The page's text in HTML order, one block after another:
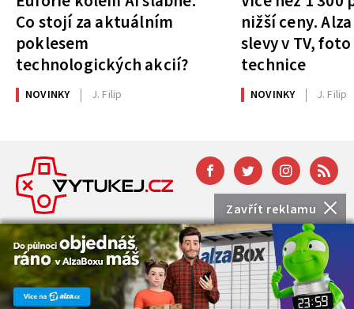
Zavřít reklamu
Co stojí za aktuálním
poklesem
technologických akcií?
NOVINKY J. Filip
nižší ceny.
slevy v TV,
technice
NOVINKY J. Filip